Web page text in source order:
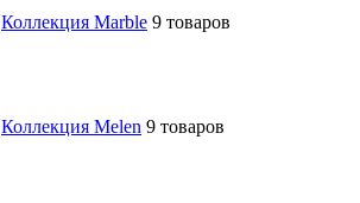
Коллекция Marble 9 товаров
Коллекция Melen 9 товаров